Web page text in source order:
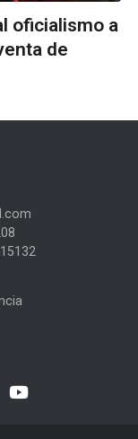
oficialismo a
de